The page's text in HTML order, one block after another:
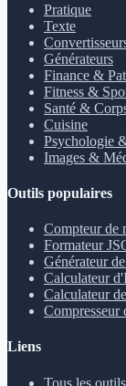
Pratique
Texte
Générateurs
Finance &
Fitness &
Santé &
Cuisine
Psychologie
Images &
Outils populaires
Compteur de
Formateur
Générateur
Calculateur
Calculateur
Compresseur
Liens
Tous les outils